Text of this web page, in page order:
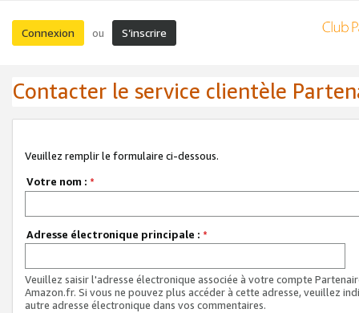
Connexion ou S’inscrire
Contacter le service clientèle
Veuillez remplir le formulaire ci-dessous.
Votre nom : *
Adresse électronique principale : *
Veuillez saisir l'adresse électronique associée à votre compte
Amazon.fr. Si vous ne pouvez plus accéder à cette adresse, veuillez
autre adresse électronique dans vos commentaires.